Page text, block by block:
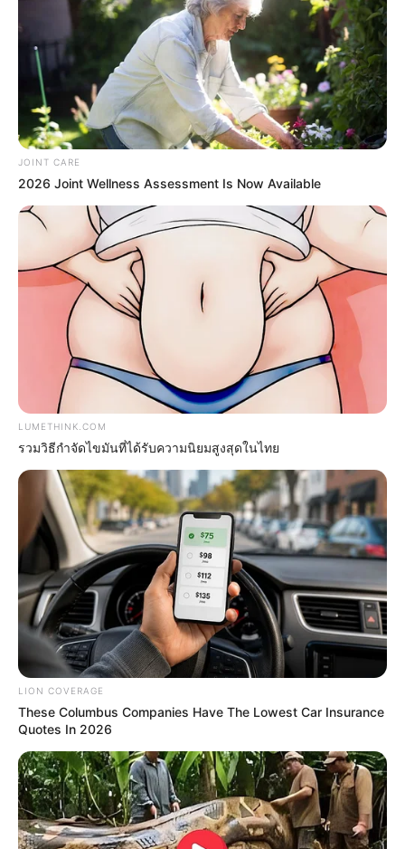
วันที่ 1 ส.ค. 2569 วันคล้ายวันสำเร็จ
มรรคผลพระโพธิสัตว์กวนอิม
สีมงคล
แจกตาราง สีมงคลตามราศี 2569 ประจำ
เดือนสิงหาคม โดย อ.รักษ์ เลขเด็ด
สีมงคล ดูเพิ่มเติม
สีมงคล
แจกตาราง สีมงคลตามราศี 2569 ประจำ
เดือนกรกฎาคม โดย อ.รักษ์ เลขเด็ด
สีมงคล
แจกตาราง สีมงคลตามราศี 2569 ประจำ
เดือนมิถุนายน โดย อ.รักษ์ เลขเด็ด
JOINT CARE
2026 Joint Wellness Assessment Is Now Available
LUMETHINK.COM
รวมวิธีกำจัดไขมันที่ได้รับความนิยมสูงสุดในไทย
LION COVERAGE
These Columbus Companies Have The Lowest Car Insurance
Quotes In 2026